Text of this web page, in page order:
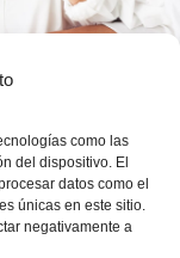
como las
del dispositivo. El
datos como el
únicas en este sitio.
negativamente a